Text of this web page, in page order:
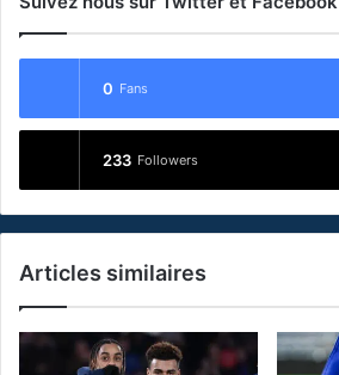
0 Fans
233 Followers
Articles similaires